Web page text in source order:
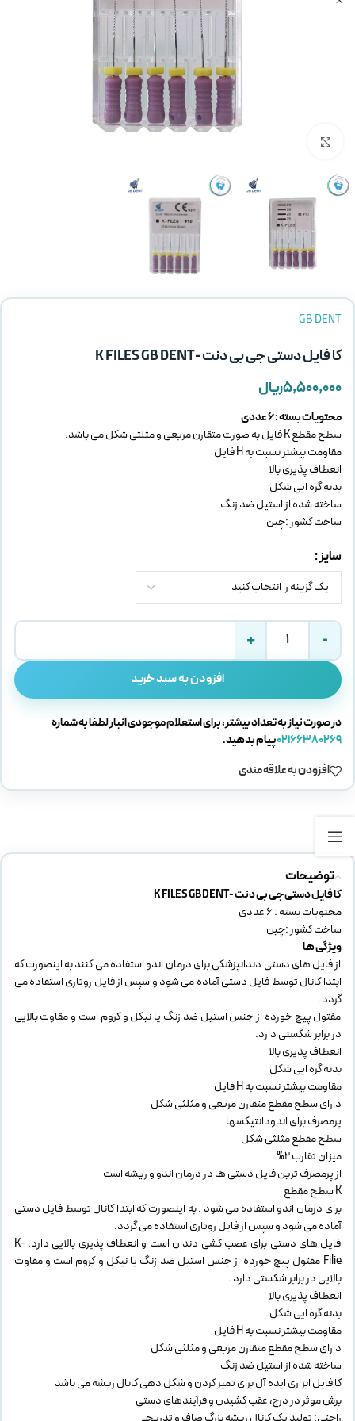
GB DENT
کا فایل دستی جی بی دنت -K FILES GB DENT
۵,۵۰۰,۰۰۰ریال
محتویات بسته : 6 عددی
سطح مقطع K فایل به صورت متقارن مربعی و مثلثی شکل می باشد.
مقاومت بیشتر نسبت به H فایل
انعطاف پذیری بالا
بدنه گره ایی شکل
ساخته شده از استیل ضد زنگ
ساخت کشور :چین
سایز
افزودن به سبد خرید
در صورت نیاز به تعداد بیشتر، برای استعلام موجودی انبار لطفا به شماره
02166380269پیام بدهید.
افزودن به علاقه مندی
توضیحات
کا فایل دستی جی بی دنت -K FILES GB DENT
محتویات بسته : 6 عددی
ساخت کشور :چین
ویژگی ها
از فایل های دستی دندانپزشکی برای درمان اندو استفاده می کنند به اینصورت که
ابتدا کانال توسط فایل دستی آماده می شود و سپس از فایل روتاری استفاده می
گردد.
مفتول پیچ خورده از جنس استیل ضد زنگ یا نیکل و کروم است و مقاوت بالایی
در برابر شکستی دارد.
انعطاف پذیری بالا
بدنه گره ایی شکل
مقاومت بیشتر نسبت به H فایل
دارای سطح مقطع متقارن مربعی و مثلثی شکل
پرمصرف برای اندودانتیکسها
سطح مقطع مثلثی شکل
میزان تقارب 2%
از پرمصرف ترین فایل دستی ها در درمان اندو و ریشه است
K سطح مقطع
برای درمان اندو استفاده می شود . به اینصورت که ابتدا کانال توسط فایل دستی
آماده می شود و سپس از فایل روتاری استفاده می گردد.
فایل های دستی برای عصب کشی دندان است و انعطاف پذیری بالایی دارد. K-
Filie مفتول پیچ خورده از جنس استیل ضد زنگ یا نیکل و کروم است و مقاوت
بالایی در برابر شکستی دارد .
انعطاف پذیری بالا
بدنه گره ایی شکل
مقاومت بیشتر نسبت به H فایل
دارای سطح مقطع متقارن مربعی و مثلثی شکل
ساخته شده از استیل ضد زنگ
کا فایل ابزاری ایده آل برای تمیز کردن و شکل دهی کانال ریشه می باشد
برش موثر در درج، عقب کشیدن و فرآیندهای دستی